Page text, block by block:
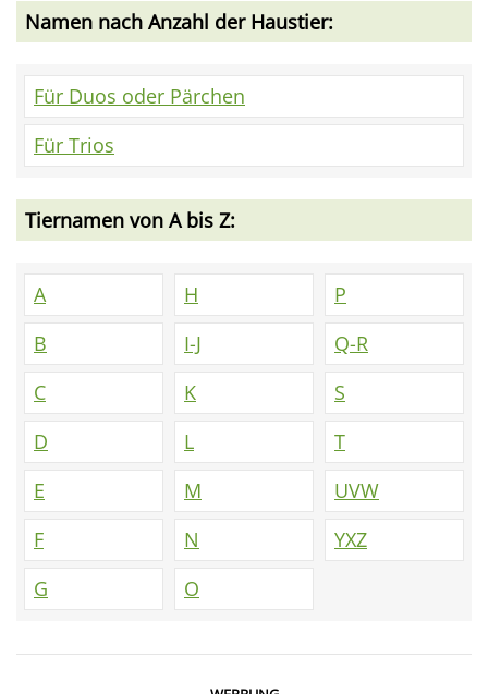
Namen nach Anzahl der Haustier:
Für Duos oder Pärchen
Für Trios
Tiernamen von A bis Z:
A
B
C
D
E
F
G
H
I-J
K
L
M
N
O
P
Q-R
S
T
UVW
YXZ